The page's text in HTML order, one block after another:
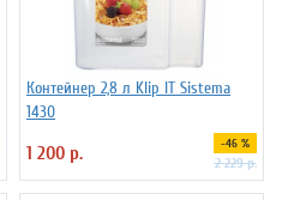
Контейнер 2,8 л Klip IT Sistema
1430
1 200 р. -46 %
2 229 р.